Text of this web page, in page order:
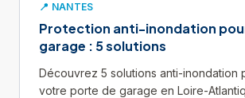
📍 NANTES
Protection anti-inondation
garage : 5 solutions
Découvrez 5 solutions anti-inondation
votre porte de garage en Loire-